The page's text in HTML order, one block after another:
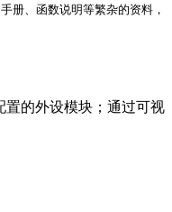
册、函数说明等繁杂的资料，
置的外设模块；通过可视